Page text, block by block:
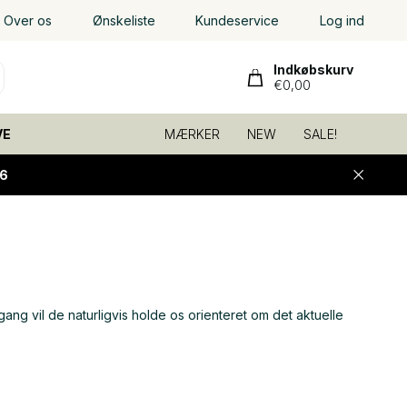
Over os Ønskeliste Kundeservice Log ind
Indkøbskurv
€0,00
MÆRKER NEW SALE!
vil de naturligvis holde os orienteret om det aktuelle